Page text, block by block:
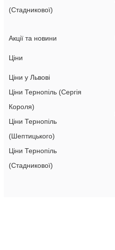
(Стадникової)
Ціни
Ціни у Львові
Ціни Тернопіль (Сергія
Короля)
Ціни Тернопіль
(Шептицького)
Ціни Тернопіль
(Стадникової)
Акції та новини